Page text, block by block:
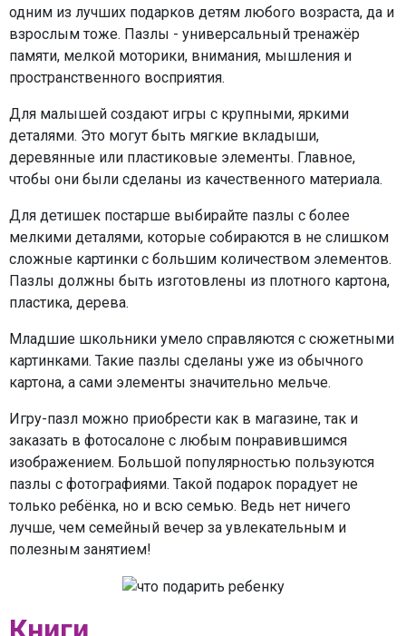
одним из лучших подарков детям любого возраста, да и
взрослым тоже. Пазлы - универсальный тренажёр
памяти, мелкой моторики, внимания, мышления и
пространственного восприятия.
Для малышей создают игры с крупными, яркими
деталями. Это могут быть мягкие вкладыши,
деревянные или пластиковые элементы. Главное,
чтобы они были сделаны из качественного материала.
Для детишек постарше выбирайте пазлы с более
мелкими деталями, которые собираются в не слишком
сложные картинки с большим количеством элементов.
Пазлы должны быть изготовлены из плотного картона,
пластика, дерева.
Младшие школьники умело справляются с сюжетными
картинками. Такие пазлы сделаны уже из обычного
картона, а сами элементы значительно мельче.
Игру-пазл можно приобрести как в магазине, так и
заказать в фотосалоне с любым понравившимся
изображением. Большой популярностью пользуются
пазлы с фотографиями. Такой подарок порадует не
только ребёнка, но и всю семью. Ведь нет ничего
лучше, чем семейный вечер за увлекательным и
полезным занятием!